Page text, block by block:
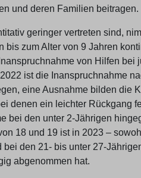
und deren Familien beitragen.
geringer vertreten sind,
zum Alter von 9 Jahren
von Hilfen bei
ist die Inanspruchnahme
eine Ausnahme bilden die
denen ein leichter Rückgang
bei den unter 2-Jährigen
18 und 19 ist in 2023 –
den 21- bis unter 27-
abgenommen hat.